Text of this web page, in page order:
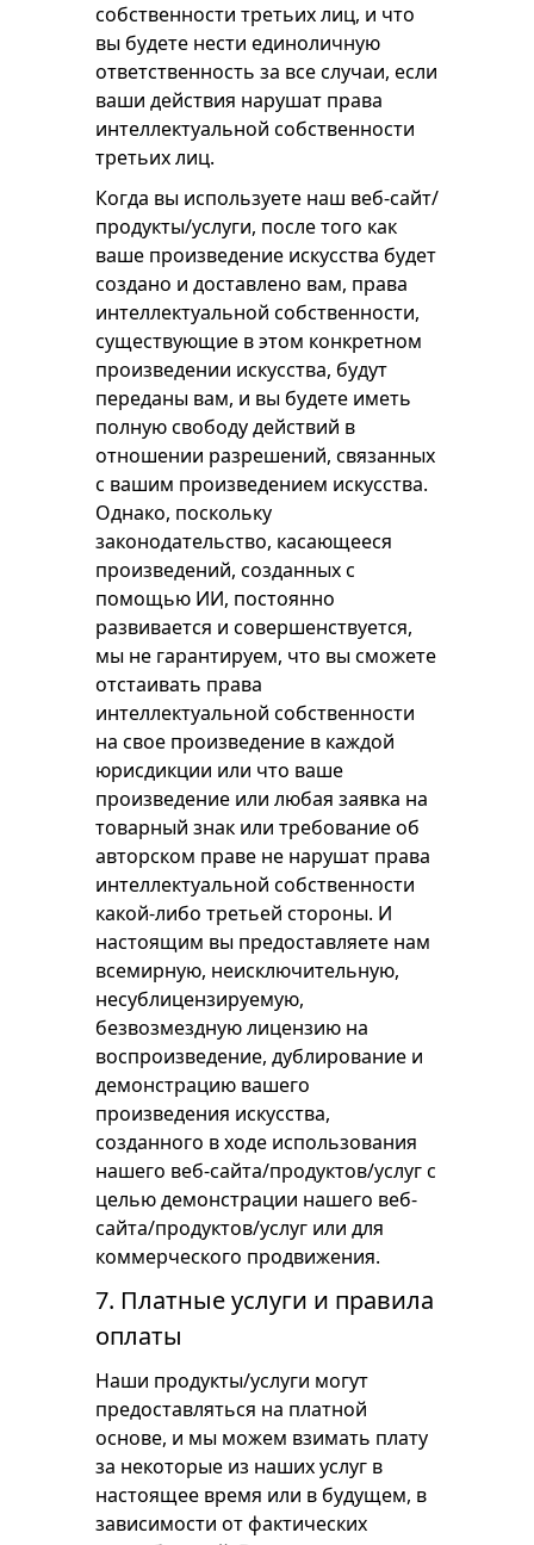
собственности третьих лиц, и что
вы будете нести единоличную
ответственность за все случаи, если
ваши действия нарушат права
интеллектуальной собственности
третьих лиц.
Когда вы используете наш веб-сайт/
продукты/услуги, после того как
ваше произведение искусства будет
создано и доставлено вам, права
интеллектуальной собственности,
существующие в этом конкретном
произведении искусства, будут
переданы вам, и вы будете иметь
полную свободу действий в
отношении разрешений, связанных
с вашим произведением искусства.
Однако, поскольку
законодательство, касающееся
произведений, созданных с
помощью ИИ, постоянно
развивается и совершенствуется,
мы не гарантируем, что вы сможете
отстаивать права
интеллектуальной собственности
на свое произведение в каждой
юрисдикции или что ваше
произведение или любая заявка на
товарный знак или требование об
авторском праве не нарушат права
интеллектуальной собственности
какой-либо третьей стороны. И
настоящим вы предоставляете нам
всемирную, неисключительную,
несублицензируемую,
безвозмездную лицензию на
воспроизведение, дублирование и
демонстрацию вашего
произведения искусства,
созданного в ходе использования
нашего веб-сайта/продуктов/услуг с
целью демонстрации нашего веб-
сайта/продуктов/услуг или для
коммерческого продвижения.
7. Платные услуги и правила
оплаты
Наши продукты/услуги могут
предоставляться на платной
основе, и мы можем взимать плату
за некоторые из наших услуг в
настоящее время или в будущем, в
зависимости от фактических